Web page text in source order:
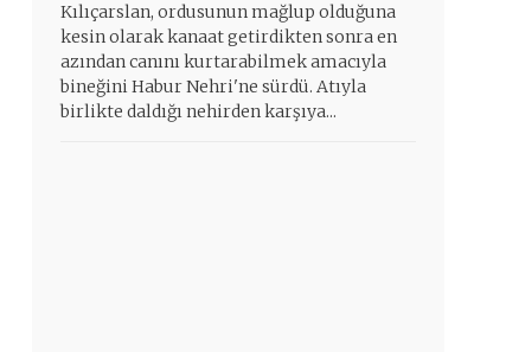
Kılıçarslan, ordusunun mağlup olduğuna
kesin olarak kanaat getirdikten sonra en
azından canını kurtarabilmek amacıyla
bineğini Habur Nehri'ne sürdü. Atıyla
birlikte daldığı nehirden karşıya...